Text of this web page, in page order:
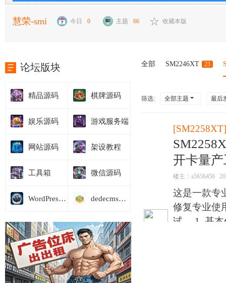
慧荣-smi 今日 0 主题 66 收藏本版
全部 SM2246XT 23
筛选: 全部主题 最后
[SM2258XT]
开卡量
楼主： a5656456
这是一款专
修复专业使
试。 1. 基
论坛版块
精品源码 棋牌源码
娱乐源码 游戏服务端
网站源码 架设教程
工具箱 微信源码
WordPress模板 dedecms商业模板